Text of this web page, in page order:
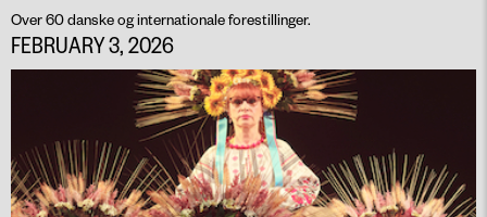
Over 60 danske og internationale forestillinger.
FEBRUARY 3, 2026